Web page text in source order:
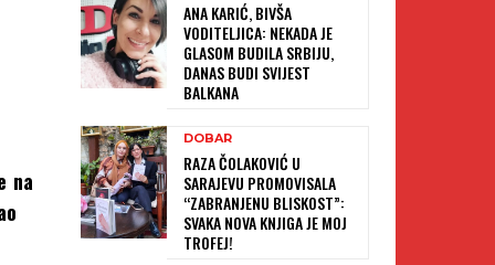
na
ANA KARIĆ, BIVŠA
VODITELJICA: NEKADA JE
GLASOM BUDILA SRBIJU,
DANAS BUDI SVIJEST
BALKANA
DOBAR
RAZA ČOLAKOVIĆ U
SARAJEVU PROMOVISALA
“ZABRANJENU BLISKOST”:
SVAKA NOVA KNJIGA JE MOJ
TROFEJ!